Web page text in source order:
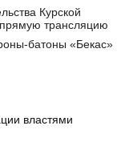
Курской
трансляцию
батоны «Бекас»
властями